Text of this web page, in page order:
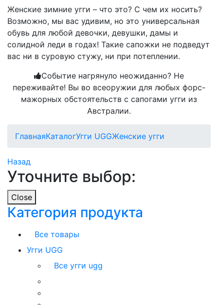
Женские зимние угги – что это? С чем их носить?
Возможно, мы вас удивим, но это универсальная
обувь для любой девочки, девушки, дамы и
солидной леди в годах! Такие сапожки не подведут
вас ни в суровую стужу, ни при потеплении.
Событие нагрянуло неожиданно? Не
переживайте! Вы во всеоружии для любых форс-
мажорных обстоятельств с сапогами угги из
Австралии.
ГлавнаяКаталогУгги UGGЖенские угги
Назад
Уточните выбор:
Close
Категория продукта
Все товары
Угги UGG
Все угги ugg